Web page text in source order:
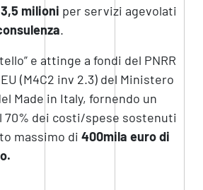
3,5 milioni per servizi agevolati
.
e attinge a fondi del PNRR
(M4C2 inv 2.3) del Ministero
Made in Italy, fornendo un
70% dei costi/spese sostenuti
massimo di 400mila euro di